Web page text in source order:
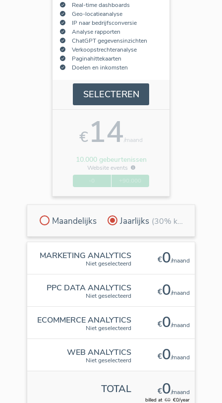
Real-time dashboards
Geo-locatieanalyse
IP naar bedrijfsconversie
Analyse rapporten
ChatGPT gegevensinzichten
Verkoopstrechteranalyse
Paginahittekaarten
Doelen en inkomsten
SELECTEREN
€14/maand
10.000 gebeurtenissen
Website events
Maandelijks Jaarlijks (30% korting)
MARKETING ANALYTICS
Niet geselecteerd €0/maand
PPC DATA ANALYTICS
Niet geselecteerd €0/maand
ECOMMERCE ANALYTICS
Niet geselecteerd €0/maand
WEB ANALYTICS
Niet geselecteerd €0/maand
TOTAL €0/maand
billed at €0 €0/year